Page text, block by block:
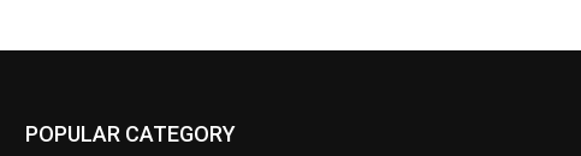
POPULAR CATEGORY